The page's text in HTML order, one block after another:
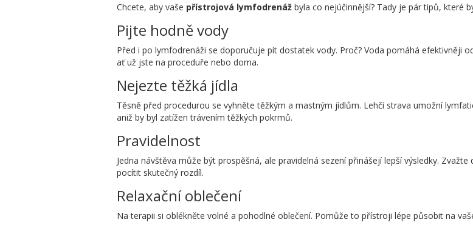
Chcete, aby vaše přístrojová lymfodrenáž byla co nejúčinnější? Tady je pár tipů, které
Pijte hodně vody
Před i po lymfodrenáži se doporučuje pít dostatek vody. Proč? Voda pomáhá efektivněji
ať už jste na proceduře nebo doma.
Nejezte těžká jídla
Těsně před procedurou se vyhněte těžkým a mastným jídlům. Lehčí strava umožní
aniž by byl zatížen trávením těžkých pokrmů.
Pravidelnost
Jedna návštěva může být prospěšná, ale pravidelná sezení přinášejí lepší výsledky.
pocítit skutečný rozdíl.
Relaxační oblečení
Na terapii si oblékněte volné a pohodlné oblečení. Pomůže to přístroji lépe působit na